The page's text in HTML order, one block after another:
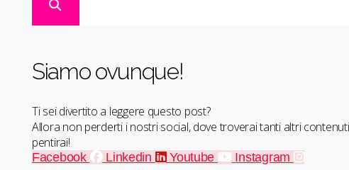
Siamo ovunque!
Ti sei divertito a leggere questo post?
Allora non perderti i nostri social, dove troverai tanti altri
pentirai!
Facebook Linkedin Youtube Instagram